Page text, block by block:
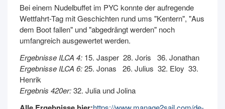
Bei einem Nudelbuffet im PYC konnte der aufregende
Wettfahrt-Tag mit Geschichten rund ums "Kentern", "Aus
dem Boot fallen" und "abgedrängt werden" noch
umfangreich ausgewertet werden.
Ergebnisse ILCA 4: 15. Jasper 28. Joris 36. Jonathan
Ergebnisse ILCA 6:25. Jonas 26. Julius 32. Eloy 33.
Henrik
Ergebnis 420er:32. Julia und Jolina